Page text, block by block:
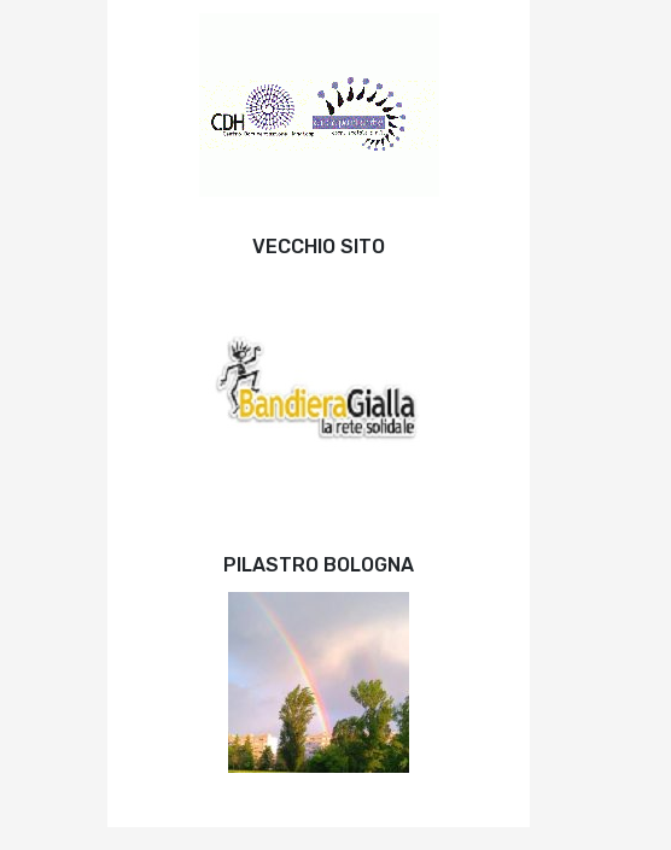
VECCHIO SITO
PILASTRO BOLOGNA